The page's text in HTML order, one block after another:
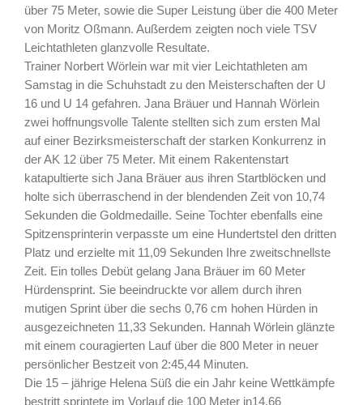
über 75 Meter, sowie die Super Leistung über die 400 Meter
von Moritz Oßmann. Außerdem zeigten noch viele TSV
Leichtathleten glanzvolle Resultate.
Trainer Norbert Wörlein war mit vier Leichtathleten am
Samstag in die Schuhstadt zu den Meisterschaften der U
16 und U 14 gefahren. Jana Bräuer und Hannah Wörlein
zwei hoffnungsvolle Talente stellten sich zum ersten Mal
auf einer Bezirksmeisterschaft der starken Konkurrenz in
der AK 12 über 75 Meter. Mit einem Rakentenstart
katapultierte sich Jana Bräuer aus ihren Startblöcken und
holte sich überraschend in der blendenden Zeit von 10,74
Sekunden die Goldmedaille. Seine Tochter ebenfalls eine
Spitzensprinterin verpasste um eine Hundertstel den dritten
Platz und erzielte mit 11,09 Sekunden Ihre zweitschnellste
Zeit. Ein tolles Debüt gelang Jana Bräuer im 60 Meter
Hürdensprint. Sie beeindruckte vor allem durch ihren
mutigen Sprint über die sechs 0,76 cm hohen Hürden in
ausgezeichneten 11,33 Sekunden. Hannah Wörlein glänzte
mit einem couragierten Lauf über die 800 Meter in neuer
persönlicher Bestzeit von 2:45,44 Minuten.
Die 15 – jährige Helena Süß die ein Jahr keine Wettkämpfe
bestritt sprintete im Vorlauf die 100 Meter in14,66